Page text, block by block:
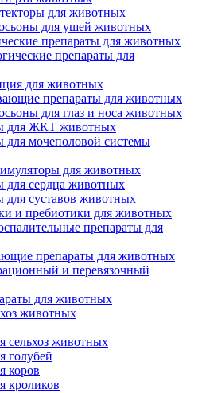
для животных
для ушей животных
препараты для животных
препараты для
для животных
препараты для животных
для глаз и носа животных
для ЖКТ животных
для мочеполовой системы
для животных
для сердца животных
для суставов животных
и пребиотики для животных
препараты для
препараты для животных
и перевязочный
для животных
животных
сельхоз животных
голубей
коров
кроликов